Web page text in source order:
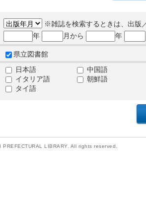
※雑誌を検索するときは、出版
年
月から 年
県立図書館
日本語
中国語
イタリア語
朝鮮語
タイ語
LIBRARY. All rights reserved.